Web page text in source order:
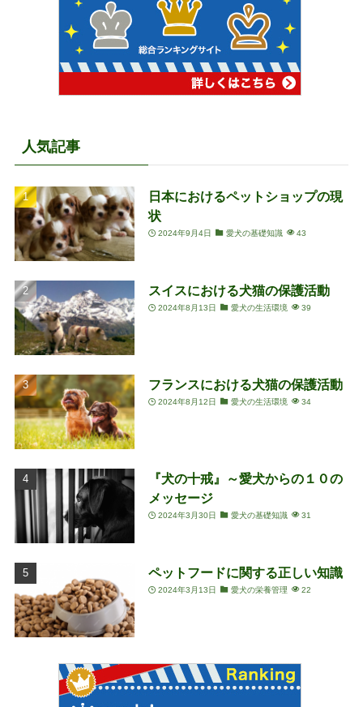
人気記事
日本におけるペットショップの現
状
2024年9月4日 愛犬の基礎知識 43
スイスにおける犬猫の保護活動
2024年8月13日 愛犬の生活環境 39
フランスにおける犬猫の保護活動
2024年8月12日 愛犬の生活環境 34
『犬の十戒』～愛犬からの１０の
メッセージ
2024年3月30日 愛犬の基礎知識 31
ペットフードに関する正しい知識
2024年3月13日 愛犬の栄養管理 22